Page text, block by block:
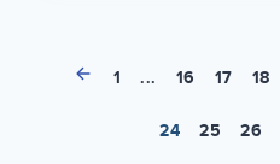
1 ... 16 17 18
24 25 26